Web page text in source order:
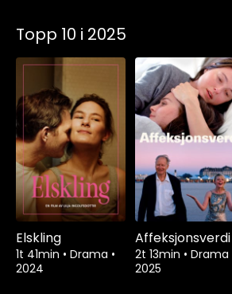
Topp 10 i 2025
Elskling
1t 41min • Drama •
2024
Affeksjonsverdi
2t 13min • Drama
2025